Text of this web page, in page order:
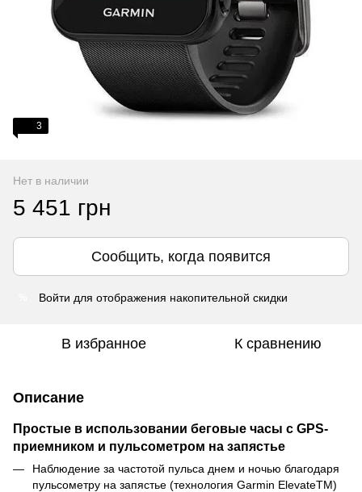
3
Нет в наличии
5 451 грн
Сообщить, когда появится
Войти для отображения накопительной скидки
В избранное К сравнению
Описание
Простые в использовании беговые часы с GPS-
приемником и пульсометром на запястье
Наблюдение за частотой пульса днем и ночью благодаря
пульсометру на запястье (технология Garmin ElevateTM)